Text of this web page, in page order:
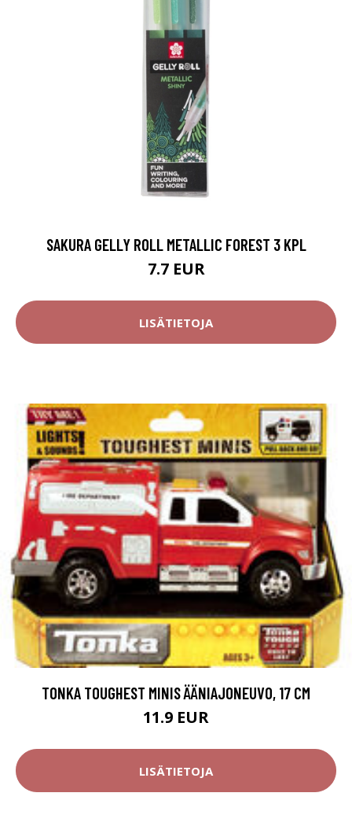
SAKURA GELLY ROLL METALLIC FOREST 3 KPL
7.7 EUR
LISÄTIETOJA
TONKA TOUGHEST MINIS ÄÄNIAJONEUVO, 17 CM
11.9 EUR
LISÄTIETOJA